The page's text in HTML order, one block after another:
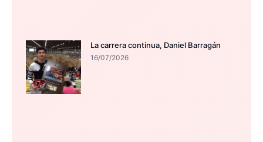
La carrera continua, Daniel Barragán
16/07/2026